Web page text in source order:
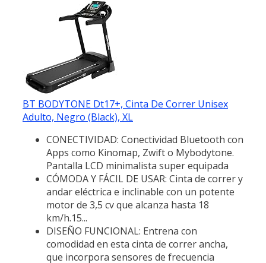
BT BODYTONE Dt17+, Cinta De Correr Unisex
Adulto, Negro (Black), XL
CONECTIVIDAD: Conectividad Bluetooth con
Apps como Kinomap, Zwift o Mybodytone.
Pantalla LCD minimalista super equipada
CÓMODA Y FÁCIL DE USAR: Cinta de correr y
andar eléctrica e inclinable con un potente
motor de 3,5 cv que alcanza hasta 18
km/h.15...
DISEÑO FUNCIONAL: Entrena con
comodidad en esta cinta de correr ancha,
que incorpora sensores de frecuencia